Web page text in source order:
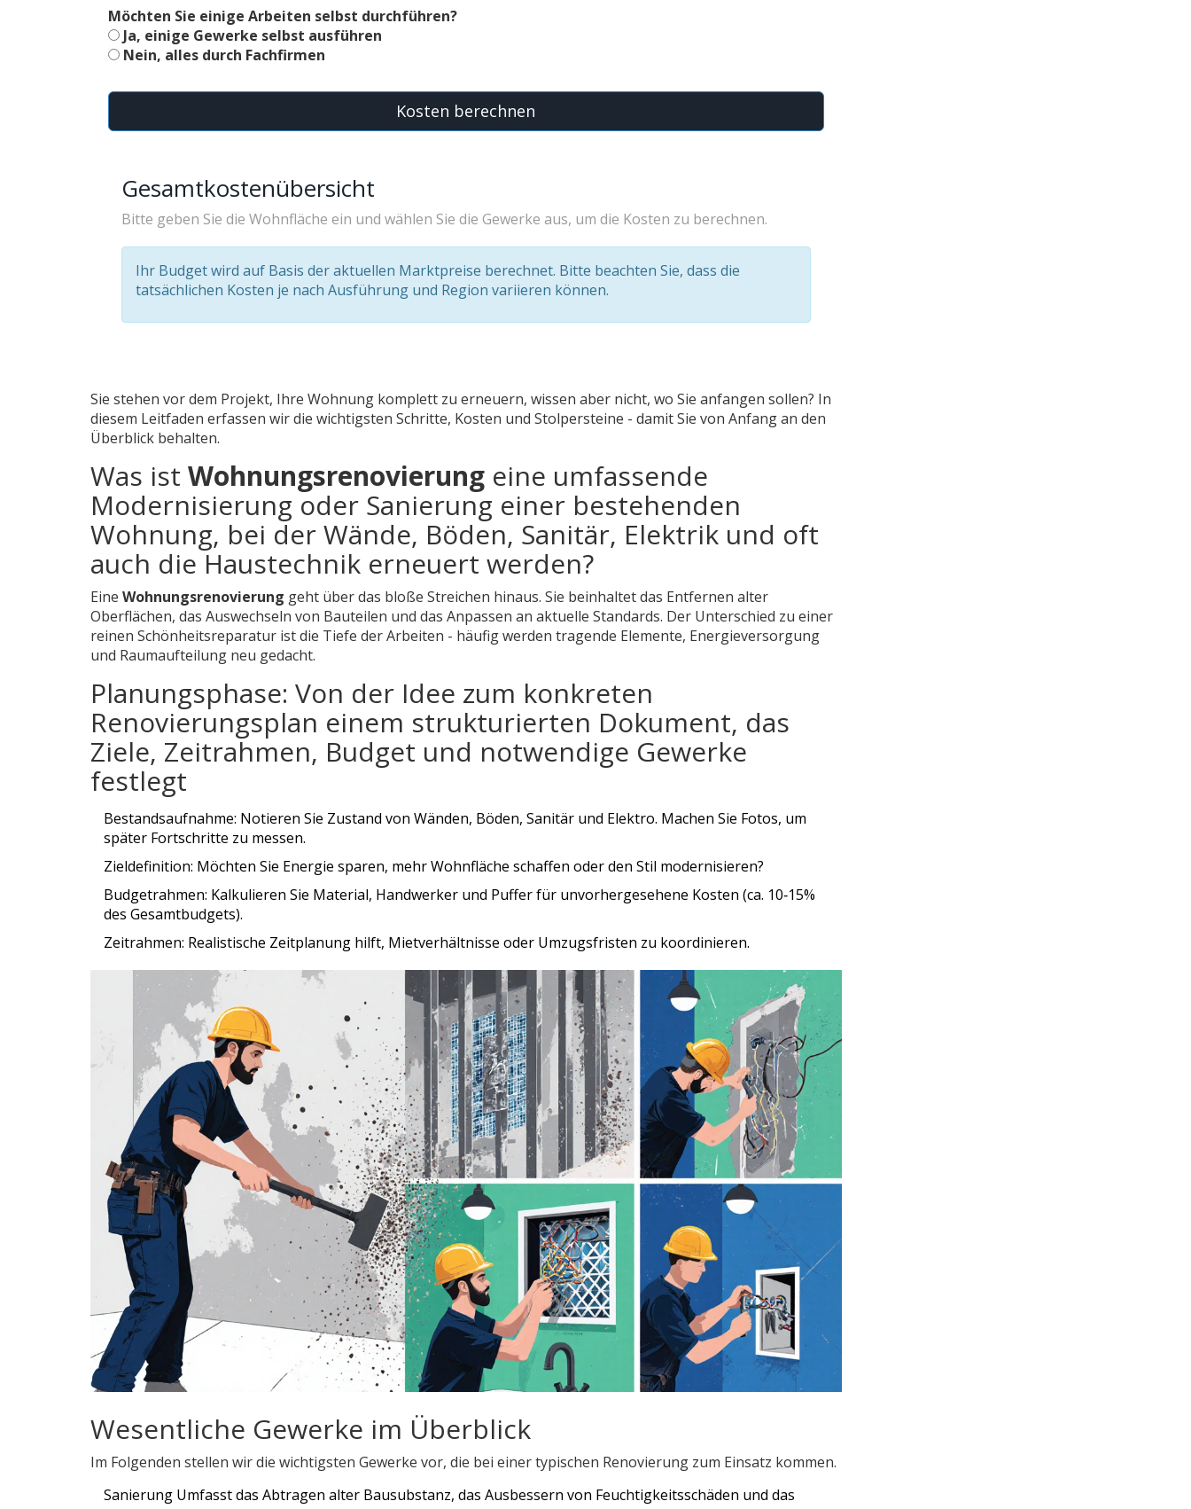
Möchten Sie einige Arbeiten selbst durchführen?
Ja, einige Gewerke selbst ausführen
Nein, alles durch Fachfirmen
Kosten berechnen
Gesamtkostenübersicht
Bitte geben Sie die Wohnfläche ein und wählen Sie die Gewerke aus, um die Kosten zu berechnen.
Ihr Budget wird auf Basis der aktuellen Marktpreise berechnet. Bitte beachten Sie, dass die
tatsächlichen Kosten je nach Ausführung und Region variieren können.
Sie stehen vor dem Projekt, Ihre Wohnung komplett zu erneuern, wissen aber nicht, wo Sie anfangen sollen? In
diesem Leitfaden erfassen wir die wichtigsten Schritte, Kosten und Stolpersteine - damit Sie von Anfang an den
Überblick behalten.
Was ist Wohnungsrenovierung eine umfassende
Modernisierung oder Sanierung einer bestehenden
Wohnung, bei der Wände, Böden, Sanitär, Elektrik und oft
auch die Haustechnik erneuert werden?
Eine Wohnungsrenovierung geht über das bloße Streichen hinaus. Sie beinhaltet das Entfernen alter
Oberflächen, das Auswechseln von Bauteilen und das Anpassen an aktuelle Standards. Der Unterschied zu einer
reinen Schönheitsreparatur ist die Tiefe der Arbeiten - häufig werden tragende Elemente, Energieversorgung
und Raumaufteilung neu gedacht.
Planungsphase: Von der Idee zum konkreten
Renovierungsplan einem strukturierten Dokument, das
Ziele, Zeitrahmen, Budget und notwendige Gewerke
festlegt
Bestandsaufnahme: Notieren Sie Zustand von Wänden, Böden, Sanitär und Elektro. Machen Sie Fotos, um
später Fortschritte zu messen.
Zieldefinition: Möchten Sie Energie sparen, mehr Wohnfläche schaffen oder den Stil modernisieren?
Budgetrahmen: Kalkulieren Sie Material, Handwerker und Puffer für unvorhergesehene Kosten (ca. 10‑15%
des Gesamtbudgets).
Zeitrahmen: Realistische Zeitplanung hilft, Mietverhältnisse oder Umzugsfristen zu koordinieren.
Wesentliche Gewerke im Überblick
Im Folgenden stellen wir die wichtigsten Gewerke vor, die bei einer typischen Renovierung zum Einsatz kommen.
Sanierung Umfasst das Abtragen alter Bausubstanz, das Ausbessern von Feuchtigkeitsschäden und das